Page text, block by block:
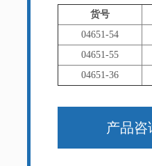
货号
04651-54
04651-55
04651-36
产品咨